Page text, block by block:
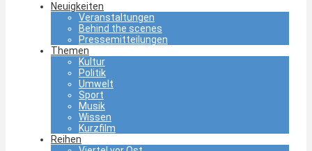
Neuigkeiten
Veranstaltungen
Behind the scenes
Pressemitteilungen
Themen
Kultur
Politik
Umwelt
Sport
Musik
Wissen
Kurzfilm
Reihen